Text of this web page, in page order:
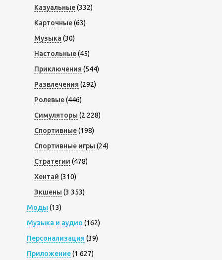
Казуальные(332)
Карточные(63)
Музыка (30)
Настольные(45)
Приключения (544)
Развлечения (292)
Ролевые(446)
Симуляторы (2 228)
Спортивные(198)
Спортивные игры (24)
Стратегии (478)
Хентай (310)
Экшены (3 353)
Моды (13)
Музыка и аудио (162)
Персонализация (39)
Приложение(1 627)